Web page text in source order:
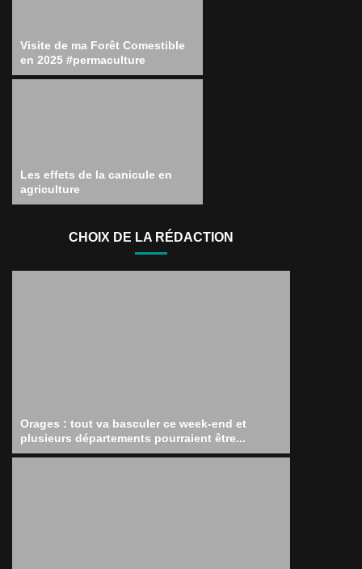
Visite de ma Forêt Comestible
en 2025 #permaculture
Les effets de la canicule en
agriculture
CHOIX DE LA RÉDACTION
Orages : tout va basculer ce week-end et
plusieurs départements pourraient être...